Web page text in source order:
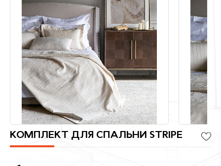
КОМПЛЕКТ ДЛЯ СПАЛЬНИ STRIPE